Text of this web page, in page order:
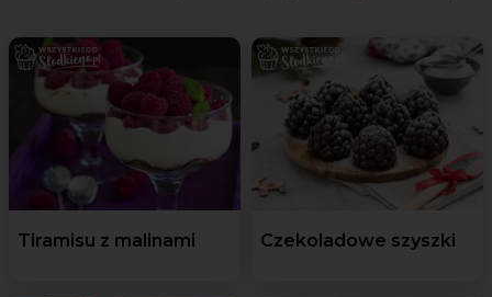
Tiramisu z malinami Czekoladowe szyszki